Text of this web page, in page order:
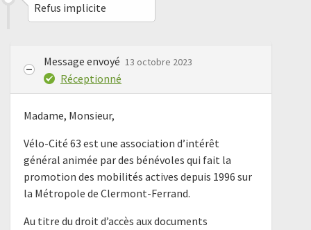
Refus implicite
Message envoyé 13 octobre 2023
Réceptionné
Madame, Monsieur,
Vélo-Cité 63 est une association d’intérêt
général animée par des bénévoles qui fait la
promotion des mobilités actives depuis 1996 sur
la Métropole de Clermont-Ferrand.
Au titre du droit d’accès aux documents